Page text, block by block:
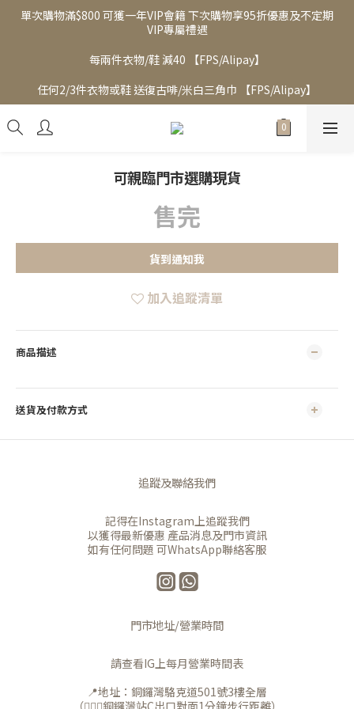
單次購物滿$800 可獲一年VIP會籍 下次購物享95折優惠及不定期
VIP專屬禮遇
每兩件衣物/鞋 減40 【FPS/Alipay】
任何2/3件衣物或鞋 送復古啡/米白三角巾 【FPS/Alipay】
可親臨門市選購現貨
售完
貨到通知我
加入追蹤清單
商品描述
送貨及付款方式
追蹤及聯絡我們
記得在Instagram上追蹤我們
以獲得最新優惠 產品消息及門市資訊
如有任何問題 可WhatsApp聯絡客服
門市地址/營業時間
請查看IG上每月營業時間表
📍地址：銅鑼灣駱克道501號3樓全層
（🚶🏻‍♀️銅鑼灣站C出口對面1分鐘步行距離）